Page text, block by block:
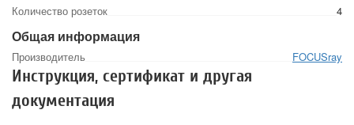
Количество розеток 4
Общая информация
Производитель FOCUSray
Инструкция, сертификат и другая
документация